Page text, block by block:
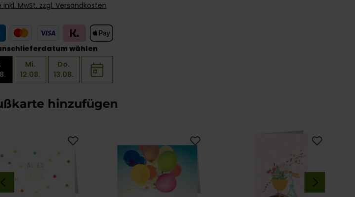
inkl. MwSt. zzgl. Versandkosten
wählen
Mi.
12.08.
Do.
13.08.
überspringen
hinzufügen